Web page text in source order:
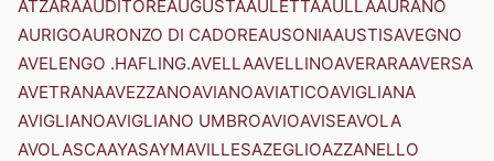
ATZARAAUDITOREAUGUSTAAULETTAAULLAAURANO
AURIGOAURONZO DI CADOREAUSONIAAUSTISAVEGNO
AVELENGO .HAFLING.AVELLAAVELLINOAVERARAAVERSA
AVETRANAAVEZZANOAVIANOAVIATICOAVIGLIANA
AVIGLIANOAVIGLIANO UMBROAVIOAVISEAVOLA
AVOLASCAAYASAYMAVILLESAZEGLIOAZZANELLO